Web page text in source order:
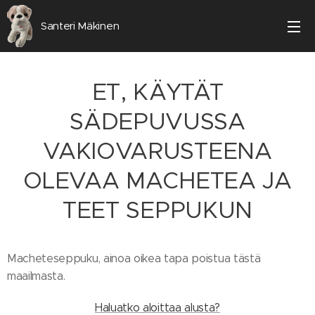
Santeri Mäkinen
ET, KÄYTÄT
SÄDEPUVUSSA
VAKIOVARUSTEENA
OLEVAA MACHETEA JA
TEET SEPPUKUN
Macheteseppuku, ainoa oikea tapa poistua tästä
maailmasta.
Haluatko aloittaa alusta?